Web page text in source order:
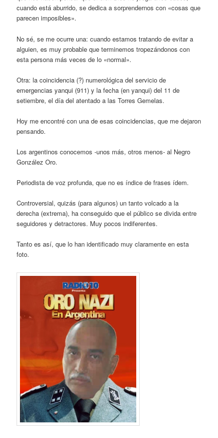
cuando está aburrido, se dedica a sorprendernos con «cosas que
parecen imposibles».
No sé, se me ocurre una: cuando estamos tratando de evitar a
alguien, es muy probable que terminemos tropezándonos con
esta persona más veces de lo «normal».
Otra: la coincidencia (?) numerológica del servicio de
emergencias yanqui (911) y la fecha (en yanqui) del 11 de
setiembre, el día del atentado a las Torres Gemelas.
Hoy me encontré con una de esas coincidencias, que me dejaron
pensando.
Los argentinos conocemos -unos más, otros menos- al Negro
González Oro.
Periodista de voz profunda, que no es índice de frases ídem.
Controversial, quizás (para algunos) un tanto volcado a la
derecha (extrema), ha conseguido que el público se divida entre
seguidores y detractores. Muy pocos indiferentes.
Tanto es así, que lo han identificado muy claramente en esta
foto.